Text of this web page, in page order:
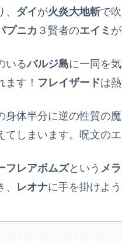
ダイが火炎大地斬で
プニカ ３賢者のエイミ
いるバルジ島に一同を
ます！ フレイザードは
身体半分に逆の性質の
てしまいます。呪文の
フレアボムズという メ
レオナに手を掛けよ